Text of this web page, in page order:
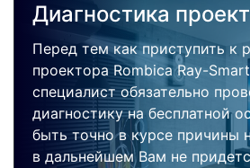
Диагностика
Перед тем как приступить к
проектора Rombica Ray-
специалист обязательно
диагностику на бесплатной
быть точно в курсе причины
в дальнейшем Вам не